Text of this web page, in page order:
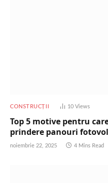
CONSTRUCȚII 10Views
Top 5 motive pentru
prindere panouri
noiembrie 22, 2025 4 Mins Read